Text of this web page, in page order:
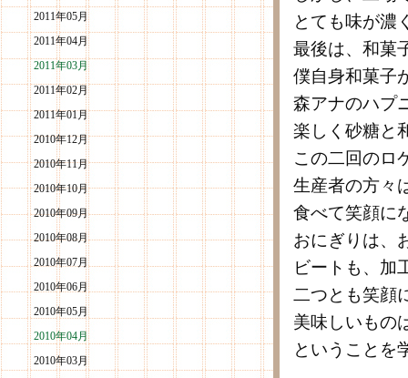
2011年05月
2011年04月
2011年03月
2011年02月
2011年01月
2010年12月
2010年11月
2010年10月
2010年09月
2010年08月
2010年07月
2010年06月
2010年05月
2010年04月
2010年03月
とても味が濃
最後は、和菓
僕自身和菓子
森アナのハプ
楽しく砂糖と
この二回のロ
生産者の方々
食べて笑顔に
おにぎりは、
ビートも、加
二つとも笑顔
美味しいもの
ということを